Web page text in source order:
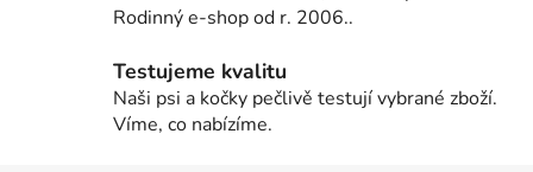
Rodinný e-shop od r. 2006..
Testujeme kvalitu
Naši psi a kočky pečlivě testují vybrané zboží.
Víme, co nabízíme.